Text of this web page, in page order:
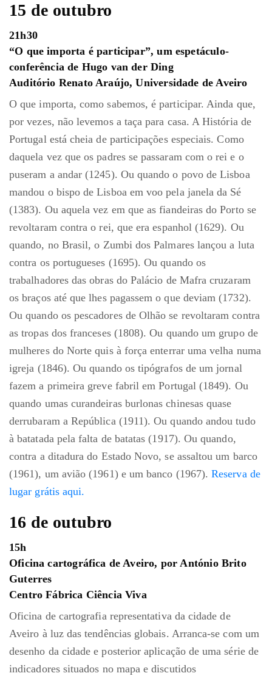
15 de outubro
21h30
“O que importa é participar”, um espetáculo-
conferência de Hugo van der Ding
Auditório Renato Araújo, Universidade de Aveiro
O que importa, como sabemos, é participar. Ainda que,
por vezes, não levemos a taça para casa. A História de
Portugal está cheia de participações especiais. Como
daquela vez que os padres se passaram com o rei e o
puseram a andar (1245). Ou quando o povo de Lisboa
mandou o bispo de Lisboa em voo pela janela da Sé
(1383). Ou aquela vez em que as fiandeiras do Porto se
revoltaram contra o rei, que era espanhol (1629). Ou
quando, no Brasil, o Zumbi dos Palmares lançou a luta
contra os portugueses (1695). Ou quando os
trabalhadores das obras do Palácio de Mafra cruzaram
os braços até que lhes pagassem o que deviam (1732).
Ou quando os pescadores de Olhão se revoltaram contra
as tropas dos franceses (1808). Ou quando um grupo de
mulheres do Norte quis à força enterrar uma velha numa
igreja (1846). Ou quando os tipógrafos de um jornal
fazem a primeira greve fabril em Portugal (1849). Ou
quando umas curandeiras burlonas chinesas quase
derrubaram a República (1911). Ou quando andou tudo
à batatada pela falta de batatas (1917). Ou quando,
contra a ditadura do Estado Novo, se assaltou um barco
(1961), um avião (1961) e um banco (1967).Reserva de
lugar grátis aqui.
16 de outubro
15h
Oficina cartográfica de Aveiro, por António Brito
Guterres
Centro Fábrica Ciência Viva
Oficina de cartografia representativa da cidade de
Aveiro à luz das tendências globais. Arranca-se com um
desenho da cidade e posterior aplicação de uma série de
indicadores situados no mapa e discutidos